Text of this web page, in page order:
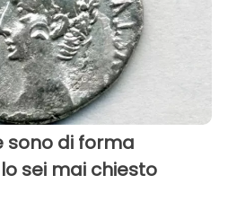
sono di forma
sei mai chiesto